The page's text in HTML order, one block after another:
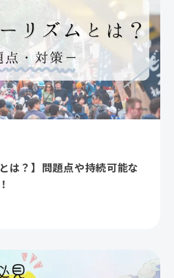
は？】問題点や持続可能な